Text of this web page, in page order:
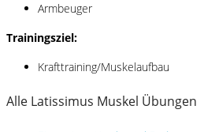
Armbeuger
Trainingsziel:
Krafttraining/Muskelaufbau
Alle Latissimus Muskel Übungen